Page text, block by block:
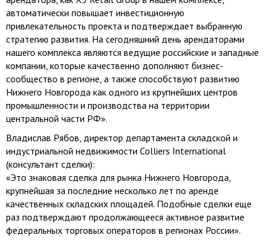
автоматически повышает инвестиционную
привлекательность проекта и подтверждает выбранную
стратегию развития. На сегодняшний день арендаторами
нашего комплекса являются ведущие российские и западные
компании, которые качественно дополняют бизнес-
сообщество в регионе, а также способствуют развитию
Нижнего Новгорода как одного из крупнейших центров
промышленности и производства на территории
центральной части РФ».
Владислав Рябов, директор департамента складской и
индустриальной недвижимости Colliers International
(консультант сделки):
«Это знаковая сделка для рынка Нижнего Новгорода,
крупнейшая за последние несколько лет по аренде
качественных складских площадей. Подобные сделки еще
раз подтверждают продолжающееся активное развитие
федеральных торговых операторов в регионах России».